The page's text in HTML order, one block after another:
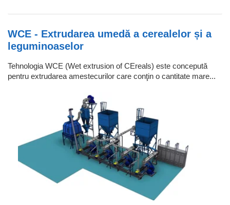
WCE - Extrudarea umedă a cerealelor și a
leguminoaselor
Tehnologia WCE (Wet extrusion of CEreals) este concepută
pentru extrudarea amestecurilor care conţin o cantitate mare...